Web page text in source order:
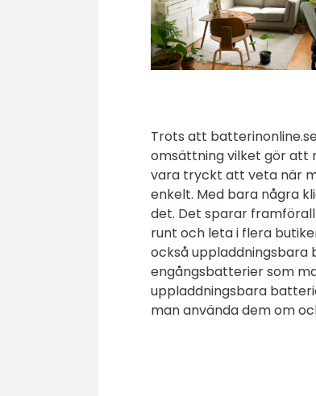
Trots att
omsättning vilket gör att
vara tryckt att veta när
enkelt. Med bara några
det. Det sparar
runt och leta i flera
också
engångsbatterier som
uppladdningsbara
man använda dem om